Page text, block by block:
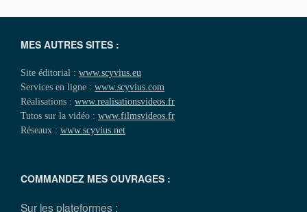
MES AUTRES SITES :
Site éditorial : www.scyvius.eu
Services en ligne : www.scyvius.com
Réalisations : www.realisationsvideos.fr
Tutos sur la vidéo : www.filmsvideos.fr
Réseaux : www.scyvius.net
COMMANDEZ MES OUVRAGES :
Sur les plateformes :